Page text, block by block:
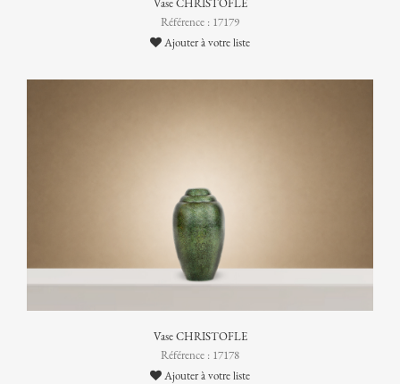
Vase CHRISTOFLE
Référence : 17179
Ajouter à votre liste
Vase CHRISTOFLE
Référence : 17178
Ajouter à votre liste